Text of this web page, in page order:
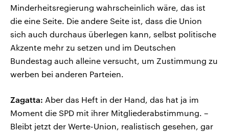
Minderheitsregierung wahrscheinlich wäre, das ist
die eine Seite. Die andere Seite ist, dass die Union
sich auch durchaus überlegen kann, selbst politische
Akzente mehr zu setzen und im Deutschen
Bundestag auch alleine versucht, um Zustimmung zu
werben bei anderen Parteien.
Zagatta: Aber das Heft in der Hand, das hat ja im
Moment die SPD mit ihrer Mitgliederabstimmung. –
Bleibt jetzt der Werte-Union, realistisch gesehen, gar